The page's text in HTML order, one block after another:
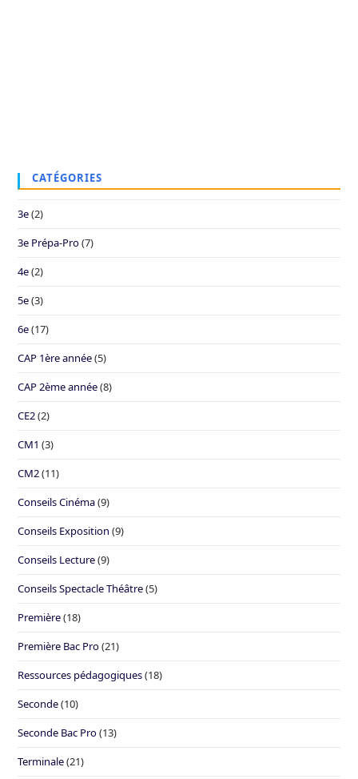
CATÉGORIES
3e(2)
3e Prépa-Pro(7)
4e(2)
5e(3)
6e(17)
CAP 1ère année(5)
CAP 2ème année(8)
CE2(2)
CM1 (3)
CM2(11)
Conseils Cinéma(9)
Conseils Exposition (9)
Conseils Lecture(9)
Conseils Spectacle Théâtre(5)
Première(18)
Première Bac Pro(21)
Ressources pédagogiques(18)
Seconde(10)
Seconde Bac Pro(13)
Terminale(21)